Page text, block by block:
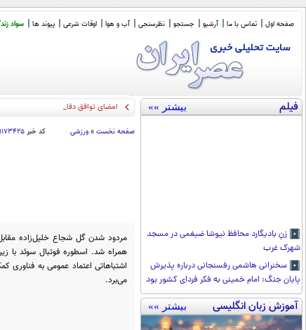
صفحه اول تماس با ما آرشیو جستجو نظرسنجی آب و هوا اوقات شرعی پیوند ها سواد
فیلم بیشتر »»
زنِ بادیگارد محافظ نیوشا ضیغمی در مسجد
شهرک غرب
سخنرانی هاشمی رفسنجانی درباره پذیرش
پایان جنگ: امام خمینی به فکر فردای کشور بود
آموزش زبان انگلیسی بیشتر »»
امضای توافق دفاع مشترک عربستان
صفحه نخست » ورزشی کد خبر۱۱۷۳۴۲۵
همراه شد. اسطوره فوتبال سوئد با
اشتباهاتی اعتماد عمومی به فناوری
می‌برد.